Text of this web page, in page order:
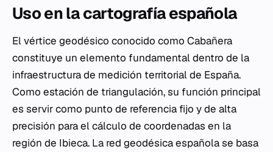
Uso en la cartografía española
El vértice geodésico conocido como Cabañera
constituye un elemento fundamental dentro de la
infraestructura de medición territorial de España.
Como estación de triangulación, su función principal
es servir como punto de referencia fijo y de alta
precisión para el cálculo de coordenadas en la
región de Ibieca. La red geodésica española se basa